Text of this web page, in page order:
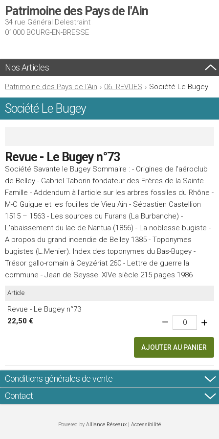
Patrimoine des Pays de l'Ain
34 rue Général Delestraint
01000 BOURG-EN-BRESSE
Nos Articles
Patrimoine des Pays de l'Ain › 06. REVUES › Société Le Bugey
Société Le Bugey
Revue - Le Bugey n°73
Société Savante le Bugey Sommaire : - Origines de l'aéroclub
de Belley - Gabriel Taborin fondateur des Frères de la Sainte
Famille - Addendum à l'article sur les arbres fossiles du Rhône -
M-C Guigue et les fouilles de Vieu Ain - Sébastien Castellion
1515 – 1563 - Les sources du Furans (La Burbanche) -
L'abaissement du lac de Nantua (1856) - La noblesse bugiste -
A propos du grand incendie de Belley 1385 - Toponymes
bugistes (L.Mehier). Index des toponymes du Bas-Bugey -
Trésor gallo-romain à Ceyzériat 260 - Lettre de guerre la
commune - Jean de Seyssel XIVe siècle 215 pages 1986
Article
Revue - Le Bugey n°73
22,50 €
AJOUTER AU PANIER
Conditions générales de vente
Contact
Powered by Alliance Réseaux | Accessibilité